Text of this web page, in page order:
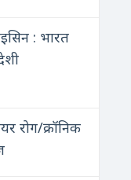
: भारत
रोग/क्रॉनिक